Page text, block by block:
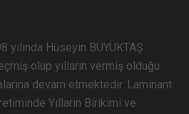
yılında Hüseyin BÜYÜKTAŞ
olup yılların vermiş olduğu
devam etmektedir. Laminant
Yılların Birikimi ve